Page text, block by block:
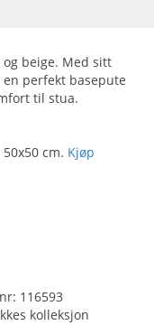
beige. Med sitt
perfekt basepute
til stua.
cm. Kjøp
116593
kolleksjon